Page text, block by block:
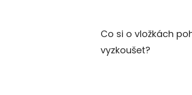
Co si o vložkách
vyzkoušet?